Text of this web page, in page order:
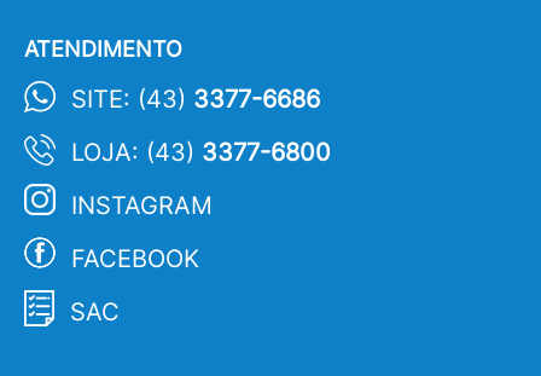
ATENDIMENTO
SITE: (43) 3377-6686
LOJA: (43) 3377-6800
INSTAGRAM
FACEBOOK
SAC